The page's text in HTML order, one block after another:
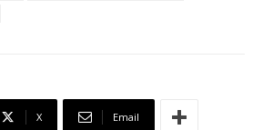
X Email